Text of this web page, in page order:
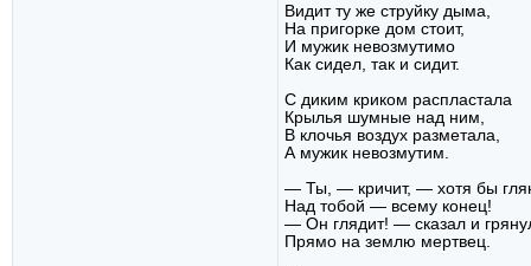
Видит ту же струйку дыма,
На пригорке дом стоит,
И мужик невозмутимо
Как сидел, так и сидит.
С диким криком распластала
Крылья шумные над ним,
В клочья воздух разметала,
А мужик невозмутим.
— Ты, — кричит, — хотя бы
Над тобой — всему конец!
— Он глядит! — сказал и
Прямо на землю мертвец.